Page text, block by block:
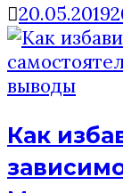
20.05.2019
Как